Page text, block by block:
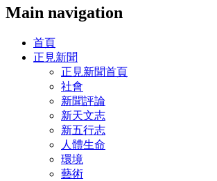
Main navigation
首頁
正見新聞
正見新聞首頁
社會
新聞評論
新天文志
新五行志
人體生命
環境
藝術